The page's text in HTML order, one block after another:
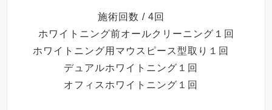
施術回数 / 4回
ホワイトニング前オールクリーニング１回
ホワイトニング用マウスピース型取り１回
デュアルホワイトニング１回
オフィスホワイトニング１回